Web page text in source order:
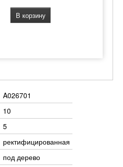
В корзину
A026701
10
5
ректифицированная
под дерево